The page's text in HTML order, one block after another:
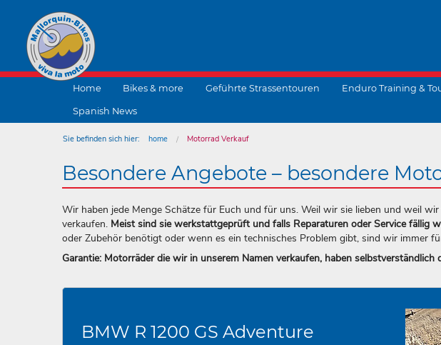
Home Bikes & more Geführte Strassentouren Enduro Training &
Spanish News
Sie befinden sich hier: home Motorrad Verkauf
Besondere Angebote – besondere
Wir haben jede Menge Schätze für Euch und für uns. Weil wir sie lieben und weil
verkaufen. Meist sind sie werkstattgeprüft und falls Reparaturen oder Service fällig
oder Zubehör benötigt oder wenn es ein technisches Problem gibt, sind wir immer
Garantie: Motorräder die wir in unserem Namen verkaufen, haben selbstverständlich
BMW R 1200 GS Adventure